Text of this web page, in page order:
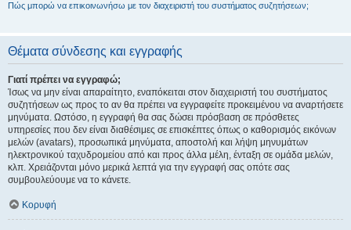
Πώς μπορώ να επικοινωνήσω με τον διαχειριστή του συστήματος συζητήσεων;
Θέματα σύνδεσης και εγγραφής
Γιατί πρέπει να εγγραφώ;
Ίσως να μην είναι απαραίτητο, εναπόκειται στον διαχειριστή του συστήματος
συζητήσεων ως προς το αν θα πρέπει να εγγραφείτε προκειμένου να αναρτήσετε
μηνύματα. Ωστόσο, η εγγραφή θα σας δώσει πρόσβαση σε πρόσθετες
υπηρεσίες που δεν είναι διαθέσιμες σε επισκέπτες όπως ο καθορισμός εικόνων
μελών (avatars), προσωπικά μηνύματα, αποστολή και λήψη μηνυμάτων
ηλεκτρονικού ταχυδρομείου από και προς άλλα μέλη, ένταξη σε ομάδα μελών,
κλπ. Χρειάζονται μόνο μερικά λεπτά για την εγγραφή σας οπότε σας
συμβουλεύουμε να το κάνετε.
Κορυφή